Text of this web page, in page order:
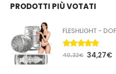
PRODOTTI PIÙ VOTATI
5.00Su 5
40,32€ 34,27€